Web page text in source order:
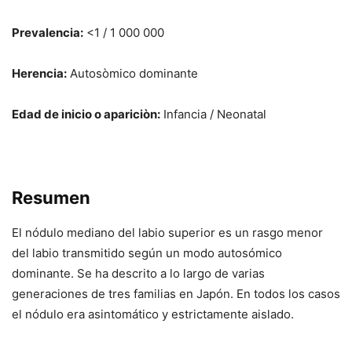
Prevalencia: <1 / 1 000 000
Herencia: Autosòmico dominante
Edad de inicio o apariciòn: Infancia / Neonatal
Resumen
El nódulo mediano del labio superior es un rasgo menor
del labio transmitido según un modo autosómico
dominante. Se ha descrito a lo largo de varias
generaciones de tres familias en Japón. En todos los casos
el nódulo era asintomático y estrictamente aislado.